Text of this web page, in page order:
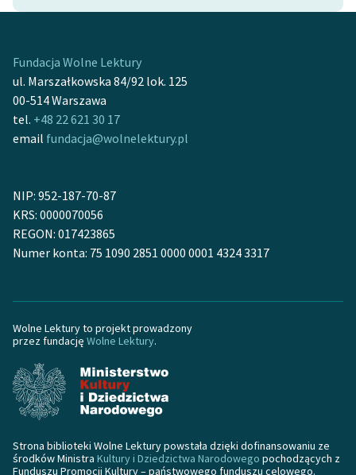
O projekcie
Zespół
Logotypy
Materiały promocyjne
Regulamin biblioteki
Dane fundacji i
sprawozdania finansowe
Regulamin darowizn
Informacja o treściach
Deklaracja dostępności
Fundacja Wolne Lektury
ul. Marszałkowska 84/92 lok. 125
00-514 Warszawa
tel. +48 22 621 30 17
email fundacja@wolnelektury.pl
NIP: 952-187-70-87
KRS: 0000070056
REGON: 017423865
Numer konta: 75 1090 2851 0000 0001 4324 3317
Wolne Lektury to projekt prowadzony
przez fundację Wolne Lektury.
Strona biblioteki Wolne Lektury powstała dzięki dofinansowaniu ze
środków Ministra Kultury i Dziedzictwa Narodowego pochodzących z
Funduszu Promocji Kultury – państwowego funduszu celowego.